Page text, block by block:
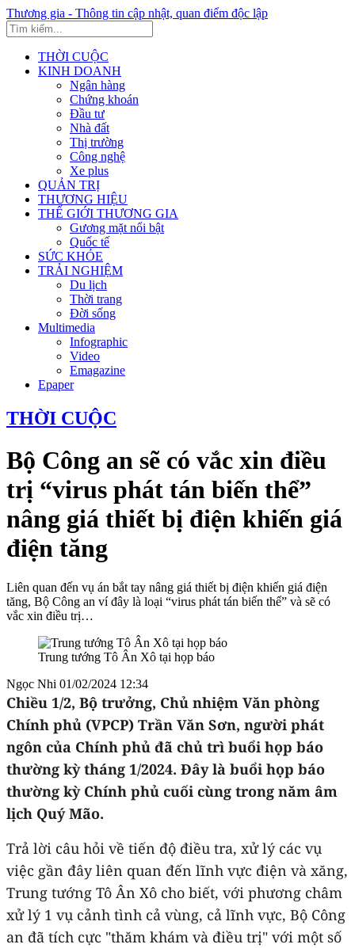
Thương gia - Thông tin cập nhật, quan điểm độc lập
THỜI CUỘC
KINH DOANH
Ngân hàng
Chứng khoán
Đầu tư
Nhà đất
Thị trường
Công nghệ
Xe plus
QUẢN TRỊ
THƯƠNG HIỆU
THẾ GIỚI THƯƠNG GIA
Gương mặt nổi bật
Quốc tế
SỨC KHỎE
TRẢI NGHIỆM
Du lịch
Thời trang
Đời sống
Multimedia
Infographic
Video
Emagazine
Epaper
THỜI CUỘC
Bộ Công an sẽ có vắc xin điều
trị “virus phát tán biến thể”
nâng giá thiết bị điện khiến giá
điện tăng
Liên quan đến vụ án bắt tay nâng giá thiết bị điện khiến giá điện
tăng, Bộ Công an ví đây là loại “virus phát tán biến thể” và sẽ có
vắc xin điều trị…
Trung tướng Tô Ân Xô tại họp báo
Ngọc Nhi 01/02/2024 12:34
Chiều 1/2, Bộ trưởng, Chủ nhiệm Văn phòng
Chính phủ (VPCP) Trần Văn Sơn, người phát
ngôn của Chính phủ đã chủ trì buổi họp báo
thường kỳ tháng 1/2024. Đây là buổi họp báo
thường kỳ Chính phủ cuối cùng trong năm âm
lịch Quý Mão.
Trả lời câu hỏi về tiến độ điều tra, xử lý các vụ
việc gần đây liên quan đến lĩnh vực điện và xăng,
Trung tướng Tô Ân Xô cho biết, với phương châm
xử lý 1 vụ cảnh tình cả vùng, cả lĩnh vực, Bộ Công
an đã tích cực "thăm khám và điều trị" với một số